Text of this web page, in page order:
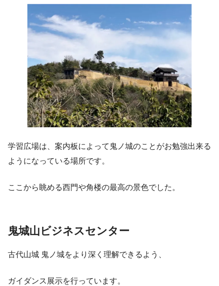
学習広場は、案内板によって鬼ノ城のことがお勉強出来る
ようになっている場所です。
ここから眺める西門や角楼の最高の景色でした。
鬼城山ビジネスセンター
古代山城 鬼ノ城をより深く理解できるよう、
ガイダンス展示を行っています。